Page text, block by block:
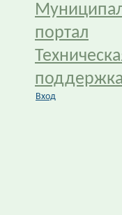
портал
поддержка
Вход